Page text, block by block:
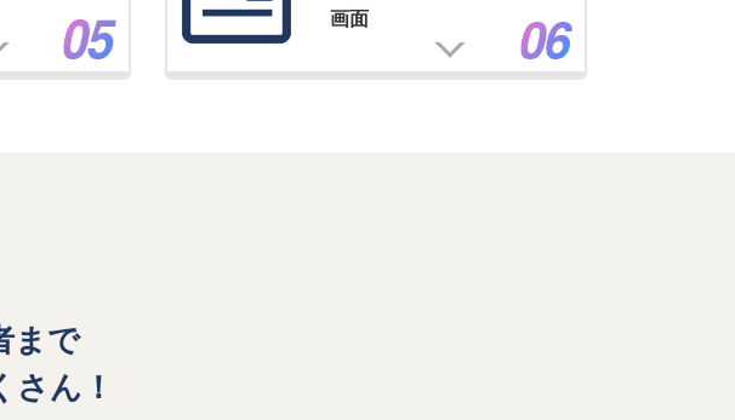
画面
まで
ん！